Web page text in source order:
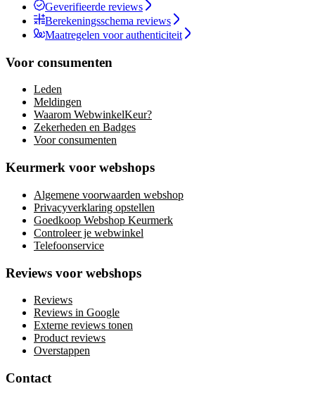
Geverifieerde reviews
Berekeningsschema reviews
Maatregelen voor authenticiteit
Voor consumenten
Leden
Meldingen
Waarom WebwinkelKeur?
Zekerheden en Badges
Voor consumenten
Keurmerk voor webshops
Algemene voorwaarden webshop
Privacyverklaring opstellen
Goedkoop Webshop Keurmerk
Controleer je webwinkel
Telefoonservice
Reviews voor webshops
Reviews
Reviews in Google
Externe reviews tonen
Product reviews
Overstappen
Contact